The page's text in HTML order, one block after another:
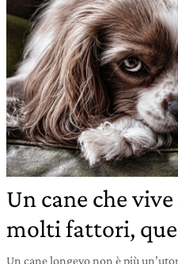
Un cane che
molti fattori,
Un cane longevo non è più